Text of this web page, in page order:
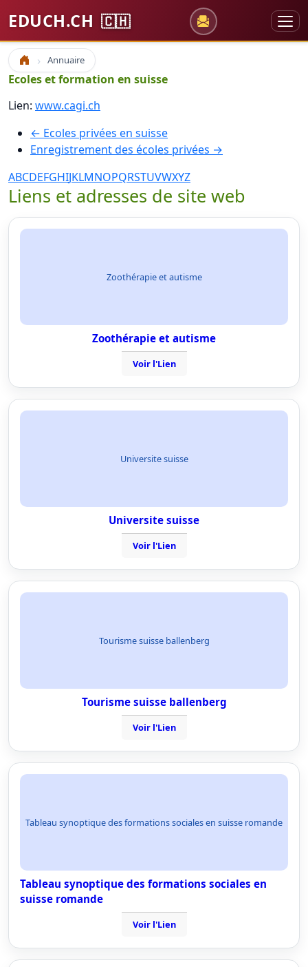
EDUCH.CH 🇨🇭
Accueil Annuaire
Ecoles et formation en suisse
Lien: www.cagi.ch
← Ecoles privées en suisse
Enregistrement des écoles privées →
ABCDEFGHIJKLMNOPQRSTUVWXYZ
Liens et adresses de site web
Zoothérapie et autisme
Zoothérapie et autisme
Voir l'Lien
Universite suisse
Universite suisse
Voir l'Lien
Tourisme suisse ballenberg
Tourisme suisse ballenberg
Voir l'Lien
Tableau synoptique des formations sociales en suisse romande
Tableau synoptique des formations sociales en
suisse romande
Voir l'Lien